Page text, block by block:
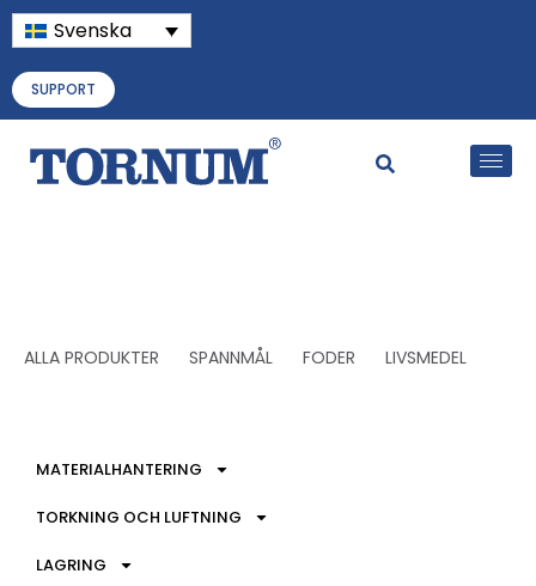
Svenska
SUPPORT
ALLA PRODUKTER SPANNMÅL FODER LIVSMEDEL
MATERIALHANTERING
TORKNING OCH LUFTNING
LAGRING